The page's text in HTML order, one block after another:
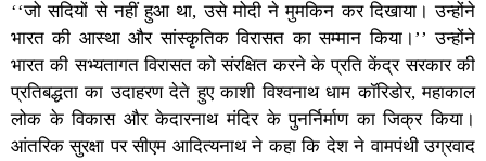
‘‘जो सदियों से नहीं हुआ था, उसे मोदी ने मुमकिन कर दिखाया। उन्होंने
भारत की आस्था और सांस्कृतिक विरासत का सम्मान किया।’’ उन्होंने
भारत की सभ्यतागत विरासत को संरक्षित करने के प्रति केंद्र सरकार की
प्रतिबद्धता का उदाहरण देते हुए काशी विश्वनाथ धाम कॉरिडोर, महाकाल
लोक के विकास और केदारनाथ मंदिर के पुनर्निर्माण का जिक्र किया।
आंतरिक सुरक्षा पर सीएम आदित्यनाथ ने कहा कि देश ने वामपंथी उग्रवाद